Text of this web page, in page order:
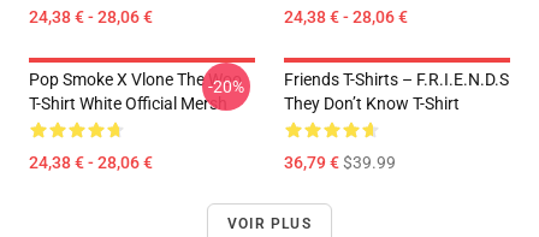
24,38 € - 28,06 € 24,38 € - 28,06 €
Pop Smoke X Vlone The Woo
T-Shirt White Official Mersh
24,38 € - 28,06 €
-20%
Friends T-Shirts – F.R.I.E.N.D.S
They Don’t Know T-Shirt
36,79 €$39.99
VOIR PLUS